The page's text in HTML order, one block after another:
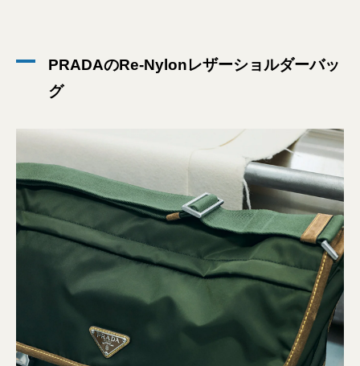
PRADAのRe-Nylonレザーショルダーバッ
グ